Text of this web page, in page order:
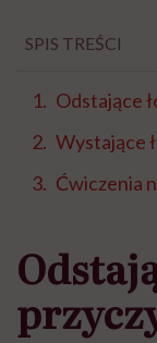
SPIS TREŚCI
Odstające
Wystające
Ćwiczenia